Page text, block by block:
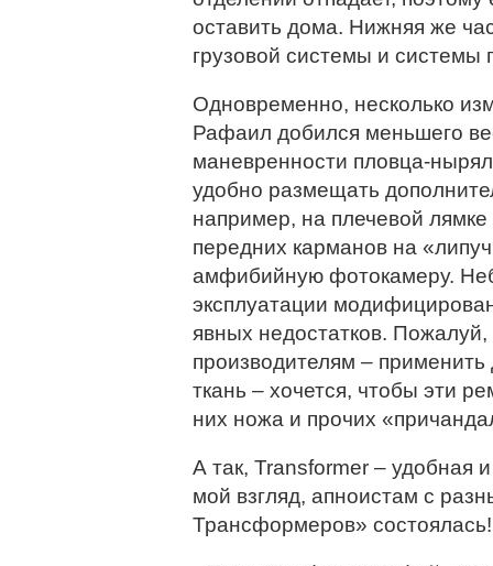
оставить дома. Нижняя же
грузовой системы и системы
Одновременно, несколько
Рафаил добился меньшего
маневренности пловца-
удобно размещать
например, на плечевой
передних карманов на
амфибийную фотокамеру.
эксплуатации
явных недостатков.
производителям –
ткань – хочется, чтобы эти
них ножа и прочих
А так, Transformer – удобная
мой взгляд, апноистам с
Трансформеров» состоялась!